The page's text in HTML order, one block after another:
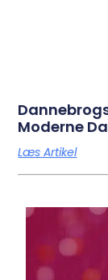
Moderne
Læs Artikel